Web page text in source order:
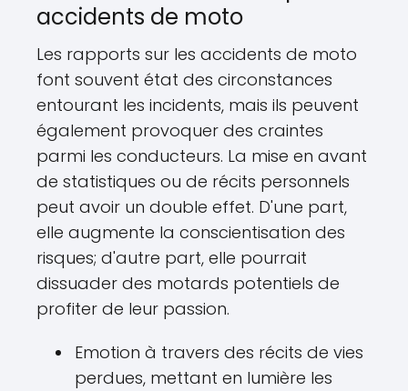
accidents de moto
Les rapports sur les accidents de moto
font souvent état des circonstances
entourant les incidents, mais ils peuvent
également provoquer des craintes
parmi les conducteurs. La mise en avant
de statistiques ou de récits personnels
peut avoir un double effet. D'une part,
elle augmente la conscientisation des
risques; d'autre part, elle pourrait
dissuader des motards potentiels de
profiter de leur passion.
Emotion à travers des récits de vies
perdues, mettant en lumière les